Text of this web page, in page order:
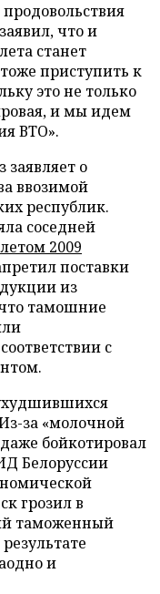
что и
станет
приступить к
это не только
и мы идем
ВТО».
заявляет о
ввозимой
республик.
соседней
летом 2009
поставки
из
тамошние
с
за «молочной
даже бойкотировал
Белоруссии
грозил в
таможенный
и